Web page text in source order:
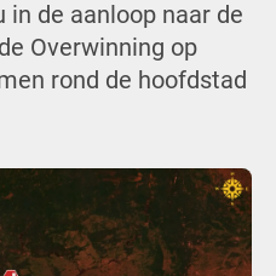
de aanloop naar de
Overwinning op
rond de hoofdstad